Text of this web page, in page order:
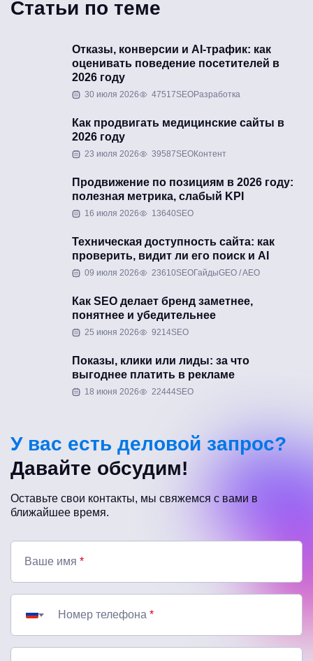
Статьи по теме
Отказы, конверсии и AI-трафик: как
оценивать поведение посетителей в
2026 году
30 июля 2026 47517SEOРазработка
Как продвигать медицинские сайты в
2026 году
23 июля 2026 39587SEOКонтент
Продвижение по позициям в 2026 году:
полезная метрика, слабый KPI
16 июля 2026 13640SEO
Техническая доступность сайта: как
проверить, видит ли его поиск и AI
09 июля 2026 23610SEOГайдыGEO / AEO
Как SEO делает бренд заметнее,
понятнее и убедительнее
25 июня 2026 9214SEO
Показы, клики или лиды: за что
выгоднее платить в рекламе
18 июня 2026 22444SEO
У вас есть деловой запрос?
Давайте обсудим!
Оставьте свои контакты, мы свяжемся с вами в
ближайшее время.
Ваше имя *
Номер телефона *